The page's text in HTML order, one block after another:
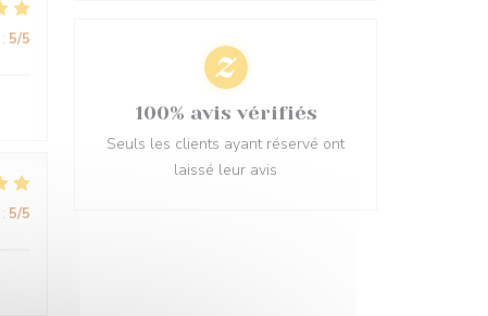
: 5/5
: 5/5
100% avis vérifiés
Seuls les clients ayant réservé ont
laissé leur avis